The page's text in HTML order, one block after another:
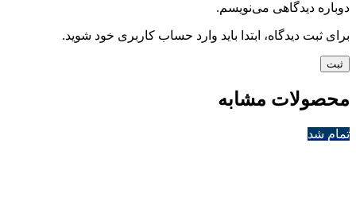
دوباره دیدگاهی می‌نویسم.
برای ثبت دیدگاه، ابتدا باید وارد حساب کاربری خود شوید.
محصولات مشابه
تمام شد